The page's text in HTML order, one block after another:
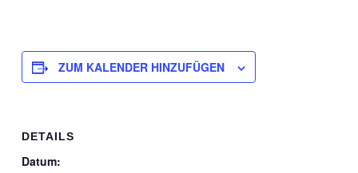
ZUM KALENDER HINZUFÜGEN
DETAILS
Datum: